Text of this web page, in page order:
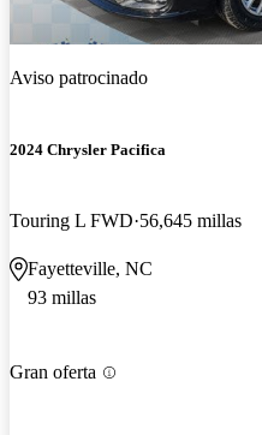
Aviso patrocinado
2024 Chrysler Pacifica
Touring L FWD 56,645 millas
Fayetteville, NC
93 millas
Gran oferta